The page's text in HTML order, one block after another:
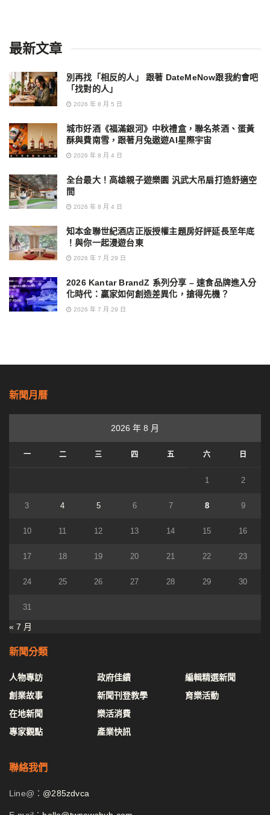
最新文章
別再找「相反的人」 跟著 DateMeNow跟我約會吧
「找對的人」
2026 年 8 月 5 日
城市好酒《福滿銀河》中秋禮盒，聯名茶酒、蛋黃
酥與費南雪，跟著月兔遨遊AI星際宇宙
2026 年 8 月 4 日
全台最大！高雄親子遊樂園 汎武大吊扇打造舒適空
間
2026 年 8 月 4 日
知本金聯世紀酒店正版授權主題房好評延長至年底
！與你一起漫遊台東
2026 年 7 月 29 日
2026 Kantar BrandZ 系列分享 – 速食品牌進入分
化時代：贏家如何創造差異化，搶得先機？
2026 年 7 月 29 日
新聞月曆
2026 年 8 月
一 二 三 四 五 六 日
1 2
3 4 5 6 7 8 9
10 11 12 13 14 15 16
17 18 19 20 21 22 23
24 25 26 27 28 29 30
31
« 7 月
新聞分類
人物專訪
創業故事
在地新聞
專家觀點
政府佳績
新聞刊登教學
樂活消費
產業快訊
編輯精選新聞
育樂活動
聯絡我們
Line@： @285zdvca